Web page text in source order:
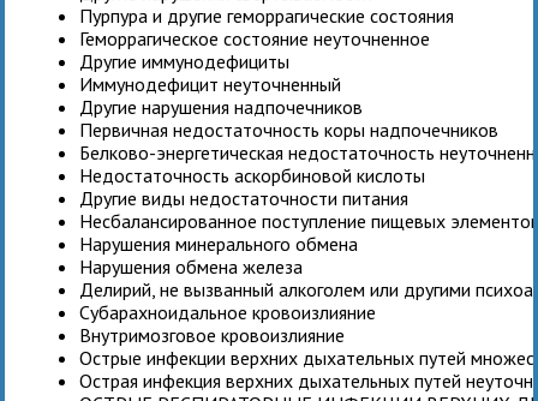
Пурпура и другие геморрагические состояния
Геморрагическое состояние неуточненное
Другие иммунодефициты
Иммунодефицит неуточненный
Другие нарушения надпочечников
Первичная недостаточность коры надпочечников
Белково-энергетическая недостаточность
Недостаточность аскорбиновой кислоты
Другие виды недостаточности питания
Несбалансированное поступление пищевых
Нарушения минерального обмена
Нарушения обмена железа
Делирий, не вызванный алкоголем или другими
Субарахноидальное кровоизлияние
Внутримозговое кровоизлияние
Острые инфекции верхних дыхательных путей
Острая инфекция верхних дыхательных путей